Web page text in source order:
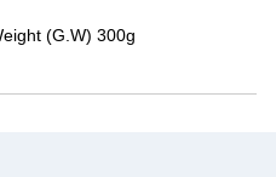
(G.W) 300g